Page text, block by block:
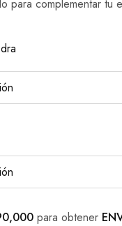
para complementar tu
para obtener